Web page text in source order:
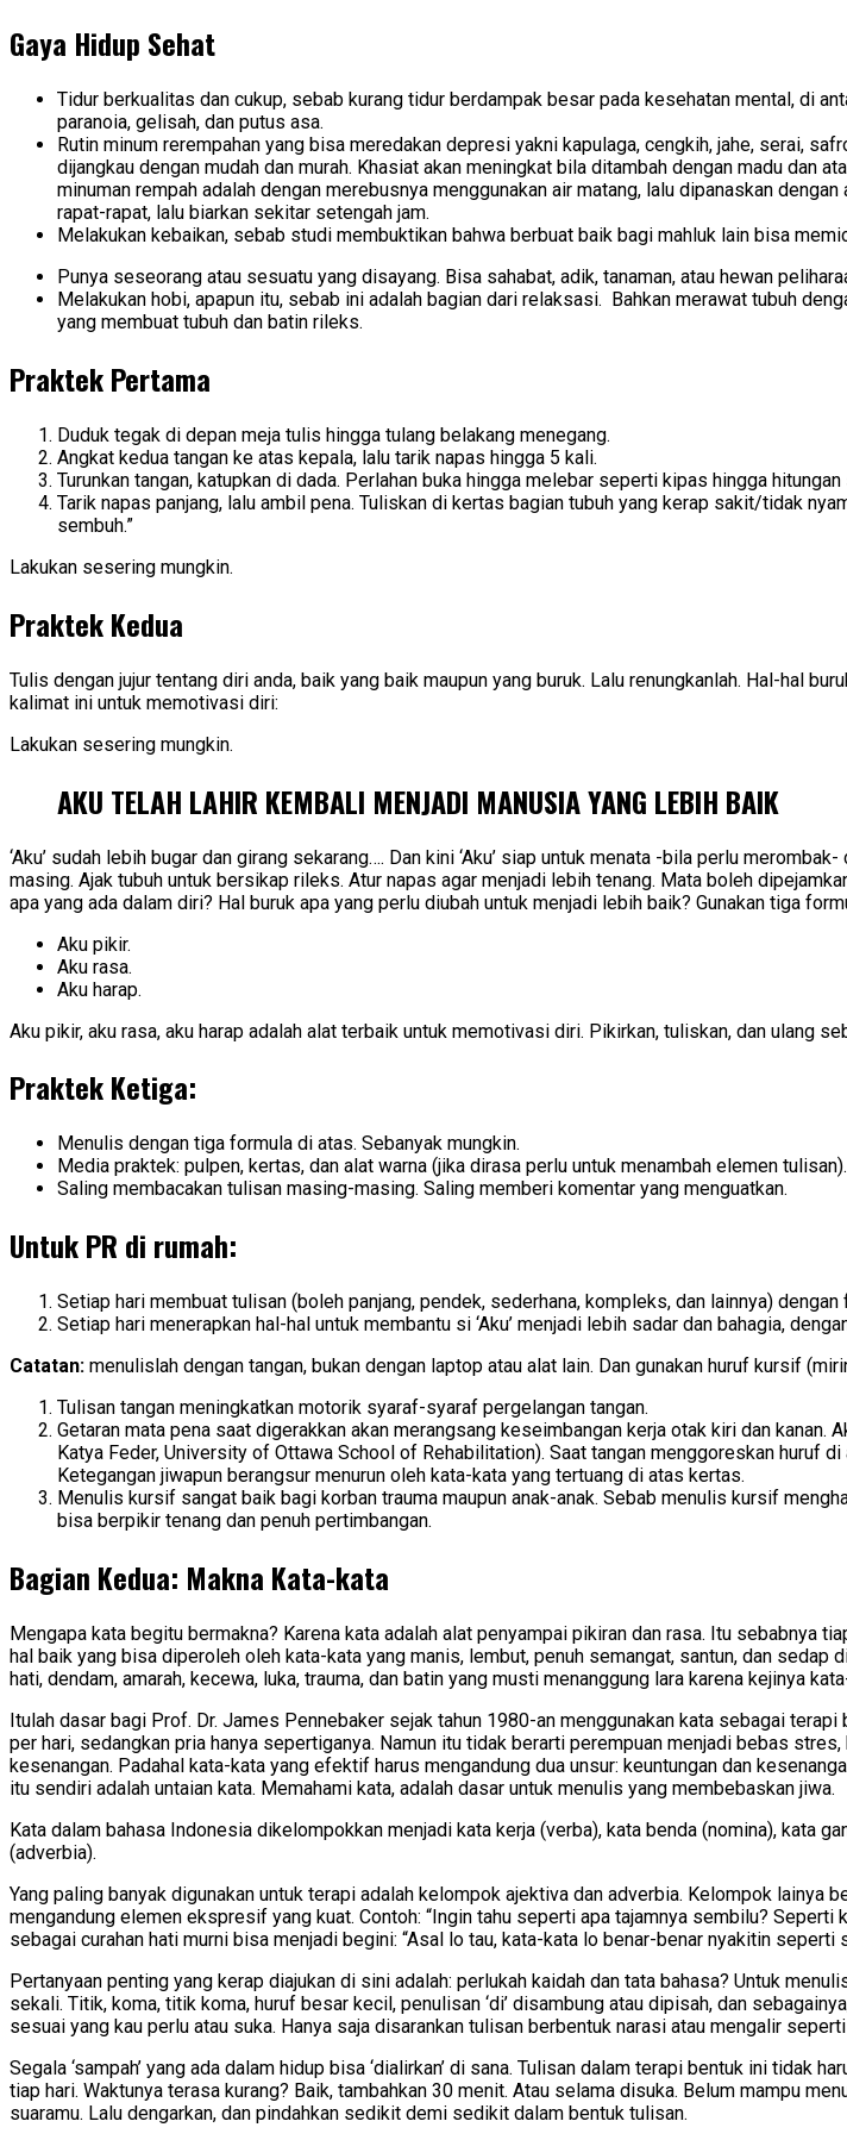
Gaya Hidup Sehat
Tidur berkualitas dan cukup, sebab kurang tidur berdampak besar pada kesehatan mental, di
paranoia, gelisah, dan putus asa.
Rutin minum rerempahan yang bisa meredakan depresi yakni kapulaga, cengkih, jahe, serai,
dijangkau dengan mudah dan murah. Khasiat akan meningkat bila ditambah dengan madu dan
minuman rempah adalah dengan merebusnya menggunakan air matang, lalu dipanaskan
rapat-rapat, lalu biarkan sekitar setengah jam.
Melakukan kebaikan, sebab studi membuktikan bahwa berbuat baik bagi mahluk lain bisa
Punya seseorang atau sesuatu yang disayang. Bisa sahabat, adik, tanaman, atau hewan
Melakukan hobi, apapun itu, sebab ini adalah bagian dari relaksasi. Bahkan merawat tubuh
yang membuat tubuh dan batin rileks.
Praktek Pertama
Duduk tegak di depan meja tulis hingga tulang belakang menegang.
Angkat kedua tangan ke atas kepala, lalu tarik napas hingga 5 kali.
Turunkan tangan, katupkan di dada. Perlahan buka hingga melebar seperti kipas hingga hitungan
Tarik napas panjang, lalu ambil pena. Tuliskan di kertas bagian tubuh yang kerap sakit/tidak
sembuh.”
Lakukan sesering mungkin.
Praktek Kedua
Tulis dengan jujur tentang diri anda, baik yang baik maupun yang buruk. Lalu renungkanlah. Hal-hal
kalimat ini untuk memotivasi diri:
Lakukan sesering mungkin.
AKU TELAH LAHIR KEMBALI MENJADI MANUSIA YANG LEBIH BAIK
‘Aku’ sudah lebih bugar dan girang sekarang…. Dan kini ‘Aku’ siap untuk menata -bila perlu
masing. Ajak tubuh untuk bersikap rileks. Atur napas agar menjadi lebih tenang. Mata boleh
apa yang ada dalam diri? Hal buruk apa yang perlu diubah untuk menjadi lebih baik? Gunakan tiga
Aku pikir.
Aku rasa.
Aku harap.
Aku pikir, aku rasa, aku harap adalah alat terbaik untuk memotivasi diri. Pikirkan, tuliskan, dan ulang
Praktek Ketiga:
Menulis dengan tiga formula di atas. Sebanyak mungkin.
Media praktek: pulpen, kertas, dan alat warna (jika dirasa perlu untuk menambah elemen tulisan).
Saling membacakan tulisan masing-masing. Saling memberi komentar yang menguatkan.
Untuk PR di rumah:
Setiap hari membuat tulisan (boleh panjang, pendek, sederhana, kompleks, dan lainnya)
Setiap hari menerapkan hal-hal untuk membantu si ‘Aku’ menjadi lebih sadar dan bahagia,
Catatan: menulislah dengan tangan, bukan dengan laptop atau alat lain. Dan gunakan huruf kursif
Tulisan tangan meningkatkan motorik syaraf-syaraf pergelangan tangan.
Getaran mata pena saat digerakkan akan merangsang keseimbangan kerja otak kiri dan
Katya Feder, University of Ottawa School of Rehabilitation). Saat tangan menggoreskan huruf
Ketegangan jiwapun berangsur menurun oleh kata-kata yang tertuang di atas kertas.
Menulis kursif sangat baik bagi korban trauma maupun anak-anak. Sebab menulis kursif
bisa berpikir tenang dan penuh pertimbangan.
Bagian Kedua: Makna Kata-kata
Mengapa kata begitu bermakna? Karena kata adalah alat penyampai pikiran dan rasa. Itu sebabnya
hal baik yang bisa diperoleh oleh kata-kata yang manis, lembut, penuh semangat, santun, dan
hati, dendam, amarah, kecewa, luka, trauma, dan batin yang musti menanggung lara karena kejinya
Itulah dasar bagi Prof. Dr. James Pennebaker sejak tahun 1980-an menggunakan kata sebagai
per hari, sedangkan pria hanya sepertiganya. Namun itu tidak berarti perempuan menjadi bebas
kesenangan. Padahal kata-kata yang efektif harus mengandung dua unsur: keuntungan dan
itu sendiri adalah untaian kata. Memahami kata, adalah dasar untuk menulis yang membebaskan jiwa.
Kata dalam bahasa Indonesia dikelompokkan menjadi kata kerja (verba), kata benda (nomina), kata
(adverbia).
Yang paling banyak digunakan untuk terapi adalah kelompok ajektiva dan adverbia. Kelompok
mengandung elemen ekspresif yang kuat. Contoh: “Ingin tahu seperti apa tajamnya sembilu?
sebagai curahan hati murni bisa menjadi begini: “Asal lo tau, kata-kata lo benar-benar nyakitin seperti
Pertanyaan penting yang kerap diajukan di sini adalah: perlukah kaidah dan tata bahasa? Untuk
sekali. Titik, koma, titik koma, huruf besar kecil, penulisan ‘di’ disambung atau dipisah, dan
sesuai yang kau perlu atau suka. Hanya saja disarankan tulisan berbentuk narasi atau mengalir
Segala ‘sampah’ yang ada dalam hidup bisa ‘dialirkan’ di sana. Tulisan dalam terapi bentuk ini
tiap hari. Waktunya terasa kurang? Baik, tambahkan 30 menit. Atau selama disuka. Belum mampu
suaramu. Lalu dengarkan, dan pindahkan sedikit demi sedikit dalam bentuk tulisan.